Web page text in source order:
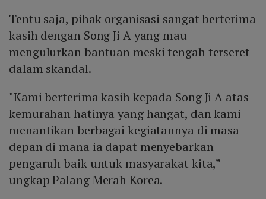
Tentu saja, pihak organisasi sangat berterima
kasih dengan Song Ji A yang mau
mengulurkan bantuan meski tengah terseret
dalam skandal.
"Kami berterima kasih kepada Song Ji A atas
kemurahan hatinya yang hangat, dan kami
menantikan berbagai kegiatannya di masa
depan di mana ia dapat menyebarkan
pengaruh baik untuk masyarakat kita,”
ungkap Palang Merah Korea.